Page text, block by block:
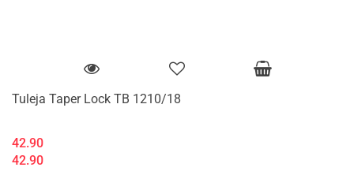
Tuleja Taper Lock TB 1210/18
42.90
42.90